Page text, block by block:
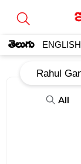
తెలుగు ENGLISH
All